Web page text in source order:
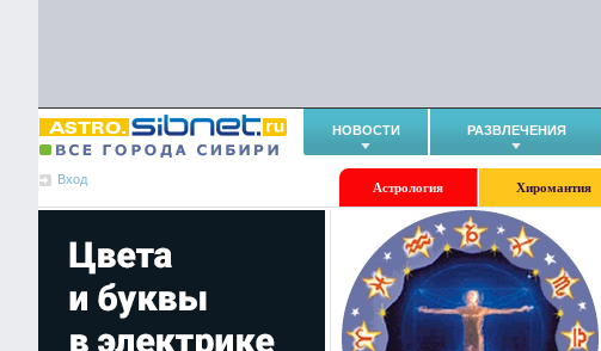
НОВОСТИ РАЗВЛЕЧЕНИЯ
Вход
Астрология Хиромантия